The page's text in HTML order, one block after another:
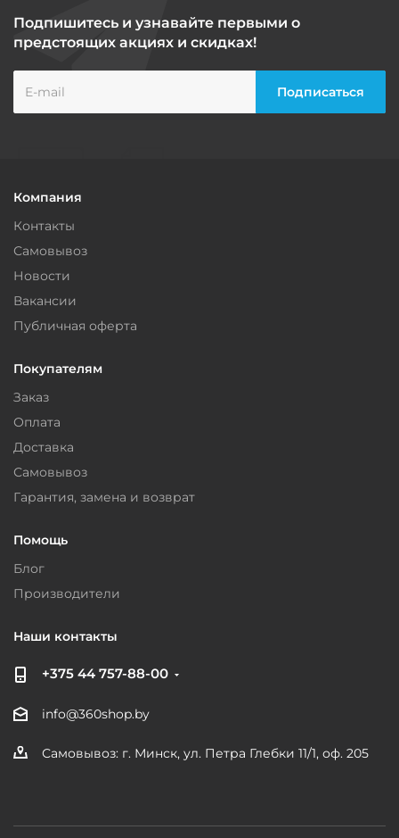
Подпишитесь и узнавайте первыми о
предстоящих акциях и скидках!
Компания
Контакты
Самовывоз
Новости
Вакансии
Публичная оферта
Покупателям
Заказ
Оплата
Доставка
Самовывоз
Гарантия, замена и возврат
Помощь
Блог
Производители
Наши контакты
+375 44 757-88-00
info@360shop.by
Самовывоз: г. Минск, ул. Петра Глебки 11/1, оф. 205